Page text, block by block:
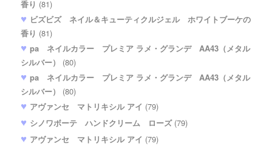
香り (81)
ビズビズ ネイル＆キューティクルジェル ホワイトブーケの
香り (81)
pa ネイルカラー プレミア ラメ・グランデ AA43（メタル
シルバー）
(80)
pa ネイルカラー プレミア ラメ・グランデ AA43（メタル
シルバー）
(80)
アヴァンセ マトリキシル アイ (79)
シノワボーテ ハンドクリーム ローズ(79)
アヴァンセ マトリキシル アイ (79)